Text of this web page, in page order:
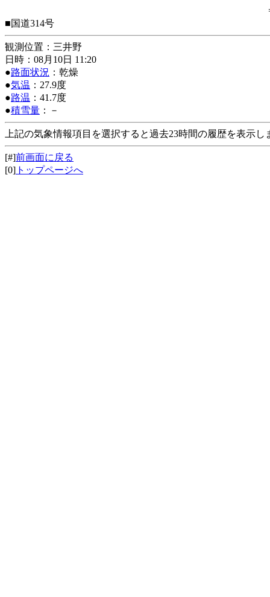
■国道314号
観測位置：三井野
日時：08月10日 11:20
●路面状況 ：乾燥
●気温 ：27.9度
●路温 ：41.7度
●積雪量 ：－
上記の気象情報項目を選択すると過去23時間の履歴を表示し
[#]前画面に戻る
[0] トップページへ